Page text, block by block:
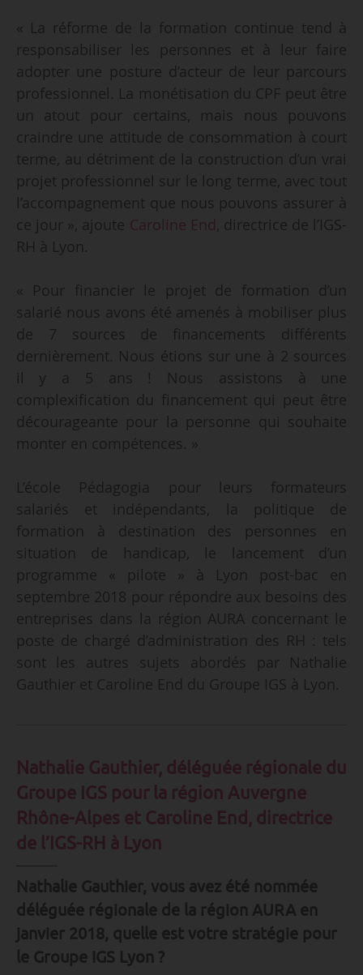
« La réforme de la formation continue tend à
responsabiliser les personnes et à leur faire
adopter une posture d’acteur de leur parcours
professionnel. La monétisation du CPF peut être
un atout pour certains, mais nous pouvons
craindre une attitude de consommation à court
terme, au détriment de la construction d’un vrai
projet professionnel sur le long terme, avec tout
l’accompagnement que nous pouvons assurer à
ce jour », ajoute Caroline End, directrice de l’IGS-
RH à Lyon.
« Pour financier le projet de formation d’un
salarié nous avons été amenés à mobiliser plus
de 7 sources de financements différents
dernièrement. Nous étions sur une à 2 sources
il y a 5 ans ! Nous assistons à une
complexification du financement qui peut être
décourageante pour la personne qui souhaite
monter en compétences. »
L’école Pédagogia pour leurs formateurs
salariés et indépendants, la politique de
formation à destination des personnes en
situation de handicap, le lancement d’un
programme « pilote » à Lyon post-bac en
septembre 2018 pour répondre aux besoins des
entreprises dans la région AURA concernant le
poste de chargé d’administration des RH : tels
sont les autres sujets abordés par Nathalie
Gauthier et Caroline End du Groupe IGS à Lyon.
Nathalie Gauthier, déléguée régionale du
Groupe IGS pour la région Auvergne
Rhône-Alpes et Caroline End, directrice
de l’IGS-RH à Lyon
Nathalie Gauthier, vous avez été nommée
déléguée régionale de la région AURA en
janvier 2018, quelle est votre stratégie pour
le Groupe IGS Lyon ?